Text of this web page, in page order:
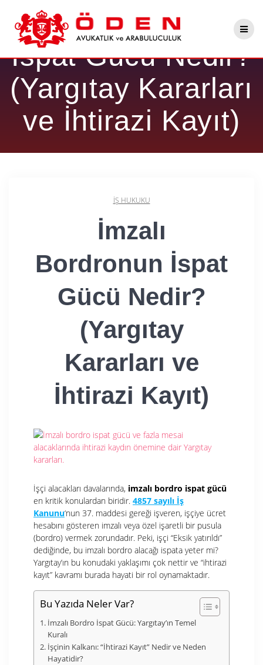
to
content
İmzalı Bordronun
İspat Gücü Nedir?
(Yargıtay Kararları
ve İhtirazi Kayıt)
İŞ HUKUKU
İmzalı
Bordronun İspat
Gücü Nedir?
(Yargıtay
Kararları ve
İhtirazi Kayıt)
İşçi alacakları davalarında, imzalı bordro ispat gücü
en kritik konulardan biridir. 4857 sayılı İş
Kanunu‘nun 37. maddesi gereği işveren, işçiye ücret
hesabını gösteren imzalı veya özel işaretli bir pusula
(bordro) vermek zorundadır. Peki, işçi “Eksik yatırıldı”
dediğinde, bu imzalı bordro alacağı ispata yeter mi?
Yargıtay’ın bu konudaki yaklaşımı çok nettir ve “ihtirazi
kayıt” kavramı burada hayati bir rol oynamaktadır.
Bu Yazıda Neler Var?
İmzalı Bordro İspat Gücü: Yargıtay’ın Temel
Kuralı
İşçinin Kalkanı: “İhtirazi Kayıt” Nedir ve Neden
Hayatidir?